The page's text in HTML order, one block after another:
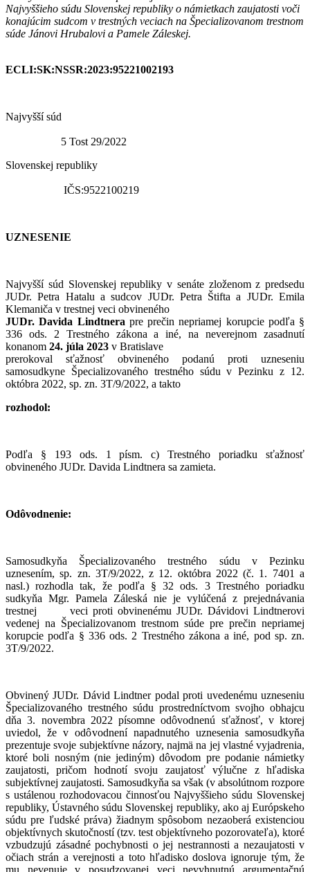
Najvyššieho súdu Slovenskej republiky o námietkach zaujatosti voči
konajúcim sudcom v trestných veciach na Špecializovanom trestnom
súde Jánovi Hrubalovi a Pamele Záleskej.
ECLI:SK:NSSR:2023:95221002193
Najvyšší súd
5 Tost 29/2022
Slovenskej republiky
IČS:9522100219
UZNESENIE
Najvyšší súd Slovenskej republiky v senáte zloženom z predsedu
JUDr. Petra Hatalu a sudcov JUDr. Petra Štifta a JUDr. Emila
Klemaniča v trestnej veci obvineného
JUDr. Davida Lindtnera pre prečin nepriamej korupcie podľa §
336 ods. 2 Trestného zákona a iné, na neverejnom zasadnutí
konanom 24. júla 2023 v Bratislave
prerokoval sťažnosť obvineného podanú proti uzneseniu
samosudkyne Špecializovaného trestného súdu v Pezinku z 12.
októbra 2022, sp. zn. 3T/9/2022, a takto
rozhodol:
Podľa § 193 ods. 1 písm. c) Trestného poriadku sťažnosť
obvineného JUDr. Davida Lindtnera sa zamieta.
Odôvodnenie:
Samosudkyňa Špecializovaného trestného súdu v Pezinku
uznesením, sp. zn. 3T/9/2022, z 12. októbra 2022 (č. 1. 7401 a
nasl.) rozhodla tak, že podľa § 32 ods. 3 Trestného poriadku
sudkyňa Mgr. Pamela Záleská nie je vylúčená z prejednávania
trestnej veci proti obvinenému JUDr. Dávidovi Lindtnerovi
vedenej na Špecializovanom trestnom súde pre prečin nepriamej
korupcie podľa § 336 ods. 2 Trestného zákona a iné, pod sp. zn.
3T/9/2022.
Obvinený JUDr. Dávid Lindtner podal proti uvedenému uzneseniu
Špecializovaného trestného súdu prostredníctvom svojho obhajcu
dňa 3. novembra 2022 písomne odôvodnenú sťažnosť, v ktorej
uviedol, že v odôvodnení napadnutého uznesenia samosudkyňa
prezentuje svoje subjektívne názory, najmä na jej vlastné vyjadrenia,
ktoré boli nosným (nie jediným) dôvodom pre podanie námietky
zaujatosti, pričom hodnotí svoju zaujatosť výlučne z hľadiska
subjektívnej zaujatosti. Samosudkyňa sa však (v absolútnom rozpore
s ustálenou rozhodovacou činnosťou Najvyššieho súdu Slovenskej
republiky, Ústavného súdu Slovenskej republiky, ako aj Európskeho
súdu pre ľudské práva) žiadnym spôsobom nezaoberá existenciou
objektívnych skutočností (tzv. test objektívneho pozorovateľa), ktoré
vzbudzujú zásadné pochybnosti o jej nestrannosti a nezaujatosti v
očiach strán a verejnosti a toto hľadisko doslova ignoruje tým, že
mu nevenuje v posudzovanej veci nevyhnutnú argumentačnú